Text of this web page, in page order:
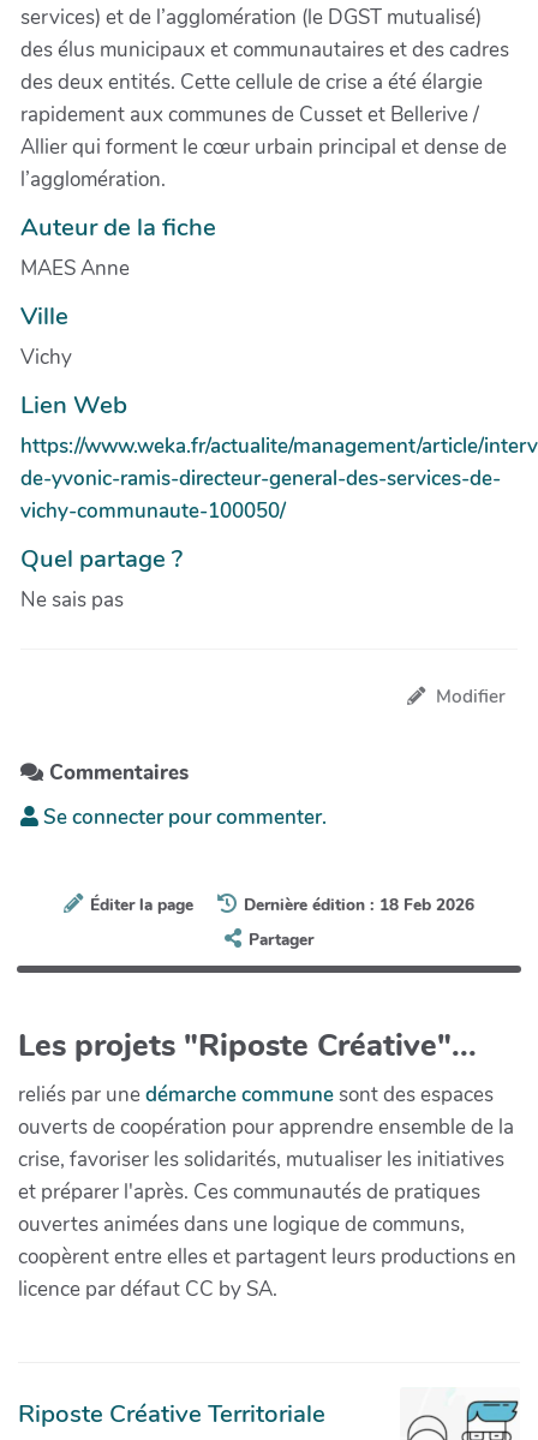
services) et de l’agglomération (le DGST mutualisé)
des élus municipaux et communautaires et des cadres
des deux entités. Cette cellule de crise a été élargie
rapidement aux communes de Cusset et Bellerive /
Allier qui forment le cœur urbain principal et dense de
l’agglomération.
Auteur de la fiche
MAES Anne
Ville
Vichy
Lien Web
https://www.weka.fr/actualite/management/article/
de-yvonic-ramis-directeur-general-des-services-de-
vichy-communaute-100050/
Quel partage ?
Ne sais pas
Modifier
Commentaires
Se connecter pour commenter.
Éditer la page
Dernière édition : 18 Feb 2026
Partager
Les projets "Riposte Créative"...
reliés par unedémarche communesont des espaces
ouverts de coopération pour apprendre ensemble de la
crise, favoriser les solidarités, mutualiser les initiatives
et préparer l'après. Ces communautés de pratiques
ouvertes animées dans une logique de communs,
coopèrent entre elles et partagent leurs productions en
licence par défaut CC by SA.
Riposte Créative Territoriale